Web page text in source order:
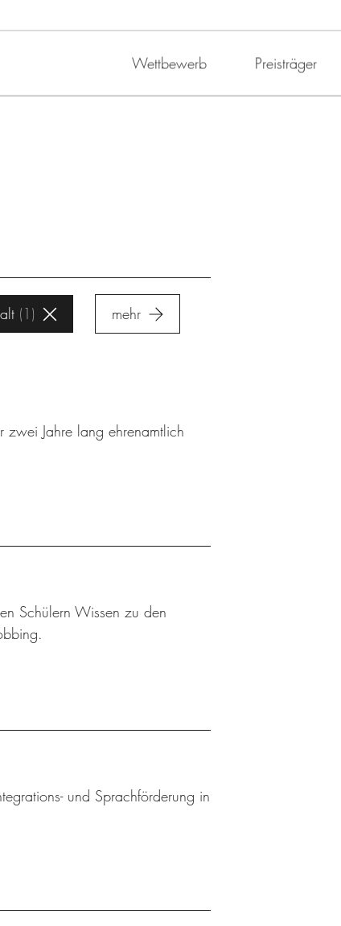
Wettbewerb Preisträger
1 mehr
zwei Jahre lang ehrenamtlich
Schülern Wissen zu den
und Sprachförderung in